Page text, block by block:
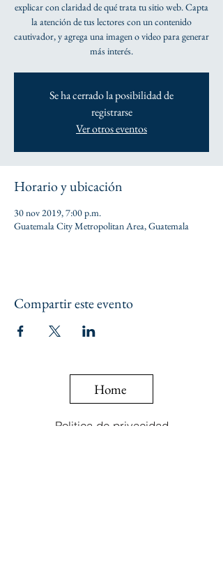
explicar con claridad de qué trata tu sitio web. Capta
la atención de tus lectores con un contenido
cautivador, y agrega una imagen o video para generar
más interés.
Se ha cerrado la posibilidad de
registrarse
Ver otros eventos
Horario y ubicación
30 nov 2019, 7:00 p.m.
Guatemala City Metropolitan Area, Guatemala
Compartir este evento
Home
Politica de privacidad